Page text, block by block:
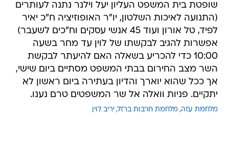
שופטת בית המשפט העליון יעל וילנר נתנה לעותרים
(התנועה לאיכות השלטון, יו"ר האופוזיציה ח"כ יאיר
לפיד, טל אורון ועוד 45 אנשי עסקים וח"כים לשעבר)
אפשרות להגיב לבקשתו של לוין עד מחר בשעה
10:00 כדי להכריע בשאלה האם להיעתר לבקשת
השר מצב החירום בבתי המשפט מסתיים ביום שישי,
אך ככל שהוא יוארך והדיון בעתירה ביום ראשון לא
יתקיים. פניות וואלה אל שר המשפטים טרם נענו.
מלחמת עזה מלחמת חרבות ברזל יריב לוין